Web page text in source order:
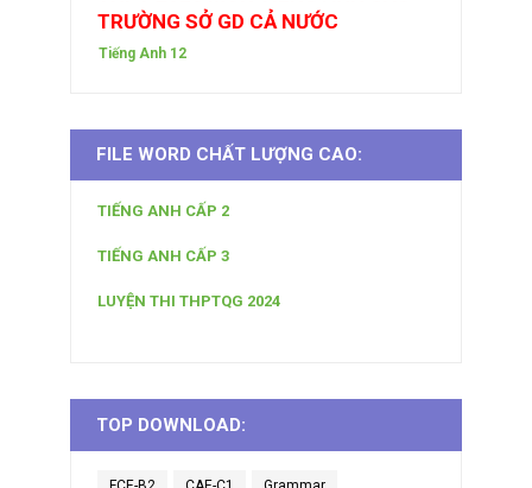
TRƯỜNG SỞ GD CẢ NƯỚC
Tiếng Anh 12
FILE WORD CHẤT LƯỢNG CAO:
TIẾNG ANH CẤP 2
TIẾNG ANH CẤP 3
LUYỆN THI THPTQG 2024
TOP DOWNLOAD: